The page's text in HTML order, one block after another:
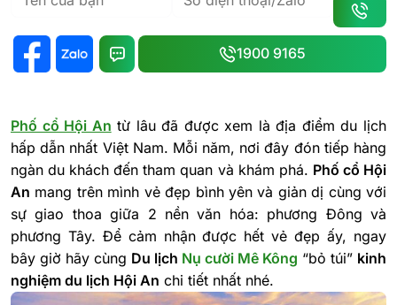
1900 9165
Phố cổ Hội An từ lâu đã được xem là địa điểm du lịch
hấp dẫn nhất Việt Nam. Mỗi năm, nơi đây đón tiếp hàng
ngàn du khách đến tham quan và khám phá. Phố cổ Hội
An mang trên mình vẻ đẹp bình yên và giản dị cùng với
sự giao thoa giữa 2 nền văn hóa: phương Đông và
phương Tây. Để cảm nhận được hết vẻ đẹp ấy, ngay
bây giờ hãy cùng Du lịch Nụ cười Mê Kông “bỏ túi” kinh
nghiệm du lịch Hội An chi tiết nhất nhé.